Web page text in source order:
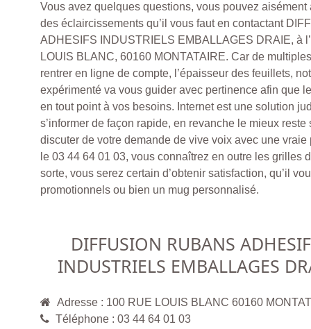
Vous avez quelques questions, vous pouvez aisément
des éclaircissements qu’il vous faut en contactant
ADHESIFS INDUSTRIELS EMBALLAGES DRAIE, à
LOUIS BLANC, 60160 MONTATAIRE. Car de
rentrer en ligne de compte, l’épaisseur des feuillets,
expérimenté va vous guider avec pertinence afin que
en tout point à vos besoins. Internet est une solution
s’informer de façon rapide, en revanche le mieux reste
discuter de votre demande de vive voix avec une
le 03 44 64 01 03, vous connaîtrez en outre les grilles
sorte, vous serez certain d’obtenir satisfaction, qu’il
promotionnels ou bien un mug personnalisé.
DIFFUSION RUBANS
INDUSTRIELS EMBALLAGES
Adresse : 100 RUE LOUIS BLANC 60160
Téléphone : 03 44 64 01 03